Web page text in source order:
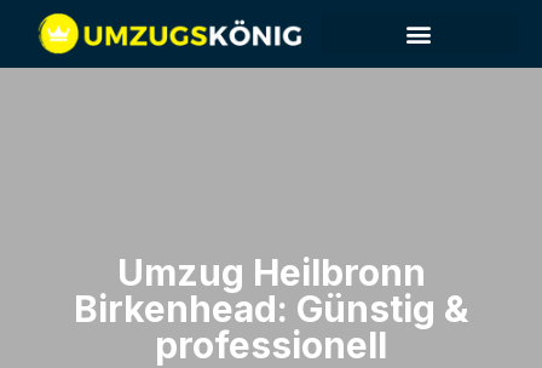
Umzug Heilbronn​
Birkenhead: Günstig &
professionell​